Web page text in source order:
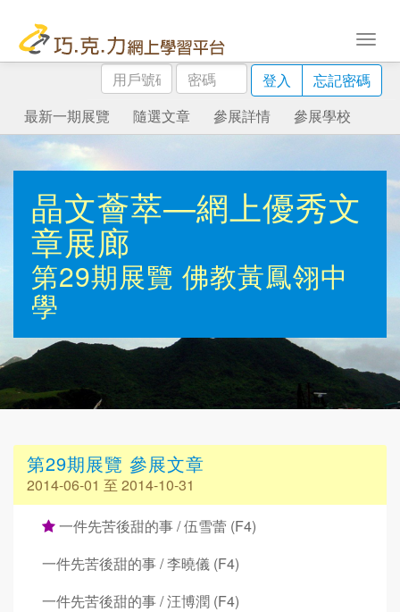
用
戶
號
碼
密
碼
登入
忘記密碼
最新一期展覽
隨選文章 參展詳情 參展學校
晶文薈萃—網上優秀文
章展廊
第29期展覽 佛教黃鳳翎中
學
第29期展覽 參展文章
2014-06-01 至 2014-10-31
一件先苦後甜的事 / 伍雪蕾 (F4)
一件先苦後甜的事 / 李曉儀 (F4)
一件先苦後甜的事 / 汪博潤 (F4)